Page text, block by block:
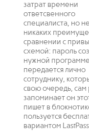
затрат времени
ответсвенного
специалиста, но
никаких
сравнении с
схемой: пароль
нужной
передается лично
сотруднику,
свою очередь, сам
запоминает он
пишет в
пользуется
вариантом